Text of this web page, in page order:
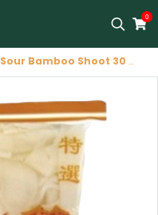
0
Sour Bamboo Shoot 30 X 400 GR COCK